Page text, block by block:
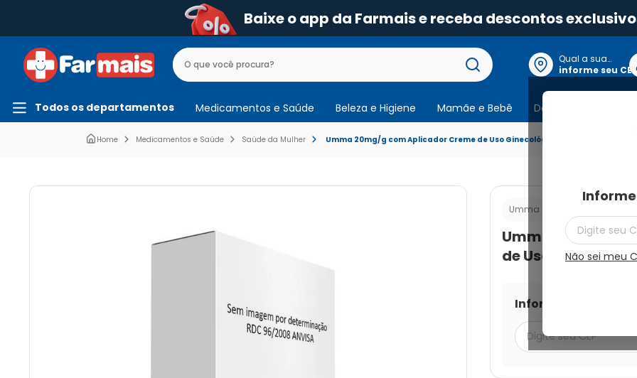
Baixe o app da Farmais e receba descontos
Qual a sua
localização?
informe seu CEP
Não sei meu
Todos os departamentos Medicamentos e Saúde Beleza e Higiene Mamãe e Bebê Dermocosmeticos
Medicamentos e Saúde Saúde da Mulher Umma 20mg/g com Aplicador Creme de Uso Ginecológico Bisnaga 6,5g
Umma
Umma 20mg/g
de Uso
Informe seu CEP